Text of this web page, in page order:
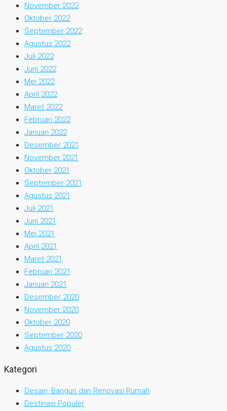
November 2022
Oktober 2022
September 2022
Agustus 2022
Juli 2022
Juni 2022
Mei 2022
April 2022
Maret 2022
Februari 2022
Januari 2022
Desember 2021
November 2021
Oktober 2021
September 2021
Agustus 2021
Juli 2021
Juni 2021
Mei 2021
April 2021
Maret 2021
Februari 2021
Januari 2021
Desember 2020
November 2020
Oktober 2020
September 2020
Agustus 2020
Kategori
Desain, Bangun dan Renovasi Rumah
Destinasi Populer